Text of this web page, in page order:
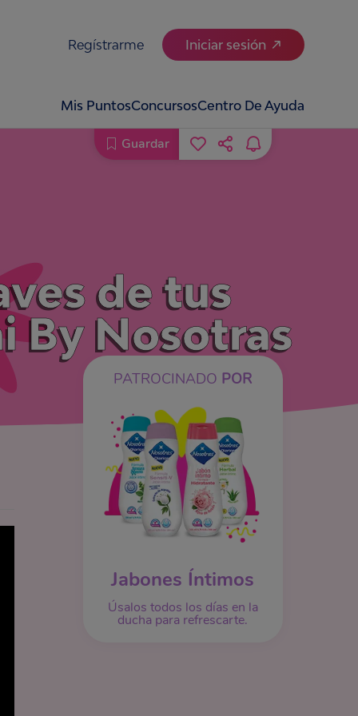
Regístrarme Iniciar sesión
Mis PuntosConcursosCentro De Ayuda
de tus
By Nosotras
PATROCINADO POR
Jabones Íntimos
Úsalos todos los días en la
ducha para refrescarte.
Guardar